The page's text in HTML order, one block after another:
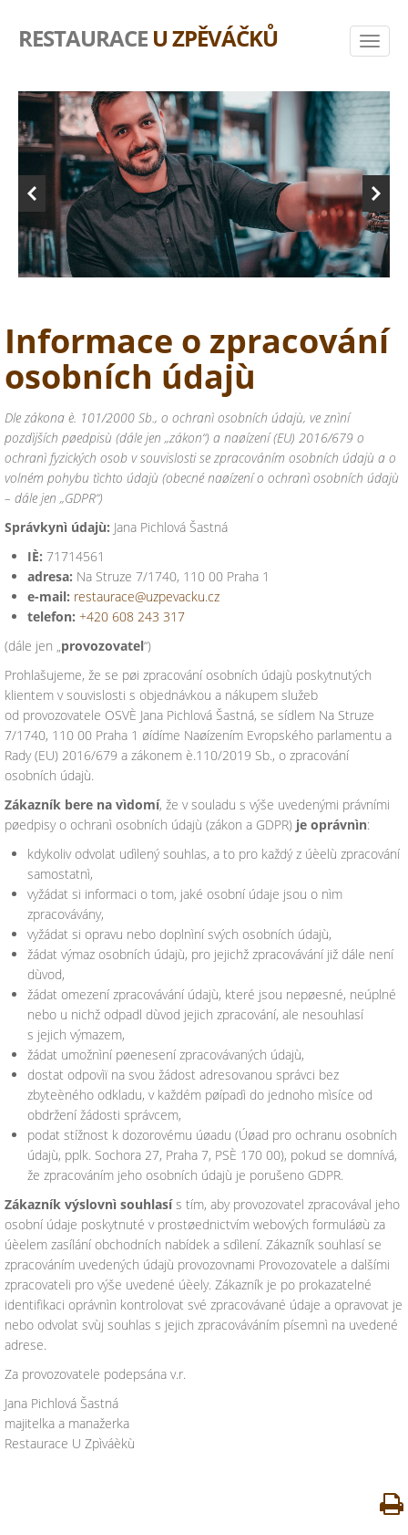
RESTAURACE U ZPĚVÁČKŮ
Informace o zpracování
osobních údajù
Dle zákona è. 101/2000 Sb., o ochranì osobních údajù, ve znìní
pozdìjších pøedpisù (dále jen „zákon“) a naøízení (EU) 2016/679 o
ochranì fyzických osob v souvislosti se zpracováním osobních údajù a o
volném pohybu tìchto údajù (obecné naøízení o ochranì osobních údajù
– dále jen „GDPR“)
Správkynì údajù: Jana Pichlová Šastná
IÈ: 71714561
adresa: Na Struze 7/1740, 110 00 Praha 1
e-mail: restaurace@uzpevacku.cz
telefon: +420 608 243 317
(dále jen „provozovatel“)
Prohlašujeme, že se pøi zpracování osobních údajù poskytnutých
klientem v souvislosti s objednávkou a nákupem služeb
od provozovatele OSVÈ Jana Pichlová Šastná, se sídlem Na Struze
7/1740, 110 00 Praha 1 øídíme Naøízením Evropského parlamentu a
Rady (EU) 2016/679 a zákonem è.110/2019 Sb., o zpracování
osobních údajù.
Zákazník bere na vìdomí, že v souladu s výše uvedenými právními
pøedpisy o ochranì osobních údajù (zákon a GDPR) je oprávnìn:
kdykoliv odvolat udìlený souhlas, a to pro každý z úèelù zpracování
samostatnì,
vyžádat si informaci o tom, jaké osobní údaje jsou o nìm
zpracovávány,
vyžádat si opravu nebo doplnìní svých osobních údajù,
žádat výmaz osobních údajù, pro jejichž zpracovávání již dále není
dùvod,
žádat omezení zpracovávání údajù, které jsou nepøesné, neúplné
nebo u nichž odpadl dùvod jejich zpracování, ale nesouhlasí
s jejich výmazem,
žádat umožnìní pøenesení zpracovávaných údajù,
dostat odpovìï na svou žádost adresovanou správci bez
zbyteèného odkladu, v každém pøípadì do jednoho mìsíce od
obdržení žádosti správcem,
podat stížnost k dozorovému úøadu (Úøad pro ochranu osobních
údajù, pplk. Sochora 27, Praha 7, PSÈ 170 00), pokud se domnívá,
že zpracováním jeho osobních údajù je porušeno GDPR.
Zákazník výslovnì souhlasís tím, aby provozovatel zpracovával jeho
osobní údaje poskytnuté v prostøednictvím webových formuláøù za
úèelem zasílání obchodních nabídek a sdìlení. Zákazník souhlasí se
zpracováním uvedených údajù provozovnami Provozovatele a dalšími
zpracovateli pro výše uvedené úèely. Zákazník je po prokazatelné
identifikaci oprávnìn kontrolovat své zpracovávané údaje a opravovat je
nebo odvolat svùj souhlas s jejich zpracováváním písemnì na uvedené
adrese.
Za provozovatele podepsána v.r.
Jana Pichlová Šastná
majitelka a manažerka
Restaurace U Zpìváèkù